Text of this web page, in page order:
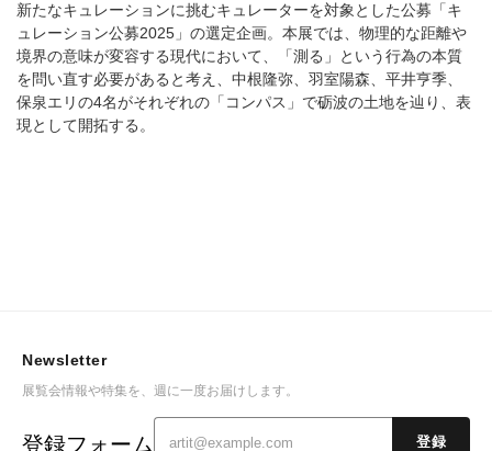
新たなキュレーションに挑むキュレーターを対象とした公募「キ
ュレーション公募2025」の選定企画。本展では、物理的な距離や
境界の意味が変容する現代において、「測る」という行為の本質
を問い直す必要があると考え、中根隆弥、羽室陽森、平井亨季、
保泉エリの4名がそれぞれの「コンパス」で砺波の土地を辿り、表
現として開拓する。
Newsletter
展覧会情報や特集を、週に一度お届けします。
登録フォーム 登録